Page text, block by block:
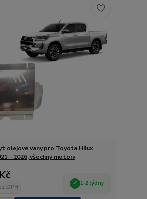
olejové vany pro Toyota Hilux
- 2026, všechny motory
DPH
1-2 týdny